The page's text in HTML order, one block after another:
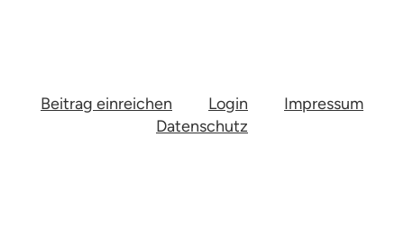
Beitrag einreichen Login
Impressum
Datenschutz